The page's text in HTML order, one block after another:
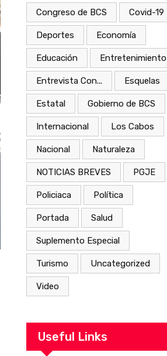
Congreso de BCS Covid-19
Deportes Economía
Educación Entretenimiento
Entrevista Con... Esquelas
Estatal Gobierno de BCS
Internacional Los Cabos
Nacional Naturaleza
NOTICIAS BREVES PGJE
Policiaca Política
Portada Salud
Suplemento Especial
Turismo Uncategorized
Video
Useful Links